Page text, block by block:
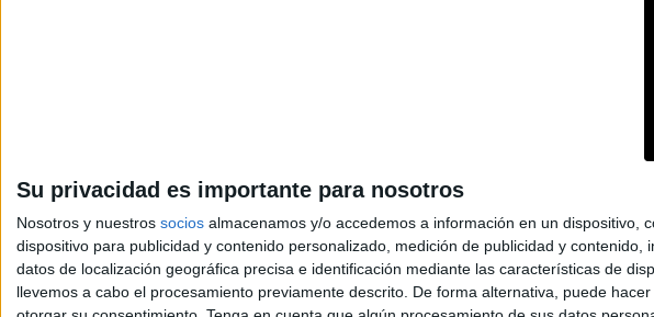
Su privacidad es importante para nosotros
Nosotros y nuestros socios almacenamos y/o accedemos a información en un dispositivo,
dispositivo para publicidad y contenido personalizado, medición de publicidad y contenido,
datos de localización geográfica precisa e identificación mediante las características de
llevemos a cabo el procesamiento previamente descrito. De forma alternativa, puede